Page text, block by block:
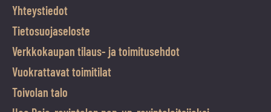
Yhteystiedot
Tietosuojaseloste
Verkkokaupan tilaus- ja toimitusehdot
Vuokrattavat toimitilat
Toivolan talo